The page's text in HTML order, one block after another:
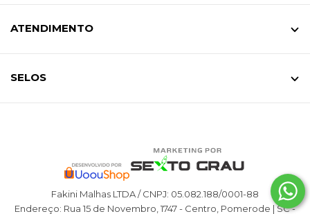
ATENDIMENTO
SELOS
Fakini Malhas LTDA / CNPJ: 05.082.188/0001-88
Endereço: Rua 15 de Novembro, 1747 - Centro, Pomerode | SC -